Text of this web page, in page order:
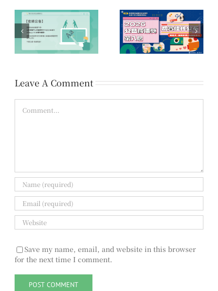
第八屆公益傳播獎 初賽
佳作名單公告
第16屆「您的一票，決
定愛的力量」公益傳播
領域提案開放公告
Leave A Comment
Save my name, email, and website in this browser
for the next time I comment.